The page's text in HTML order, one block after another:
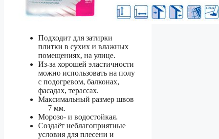
Подходит для затирки
плитки в сухих и влажных
помещениях, на улице.
Из-за хорошей эластичности
можно использовать на полу
с подогревом, балконах,
фасадах, терассах.
Максимальный размер швов
— 7 мм.
Морозо- и водостойкая.
Создаёт неблагоприятные
условия для плесени и